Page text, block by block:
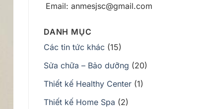
Email: anmesjsc@gmail.com
DANH MỤC
Các tin tức khác (15)
Sửa chữa – Bảo dưỡng (20)
Thiết kế Healthy Center (1)
Thiết kế Home Spa (2)